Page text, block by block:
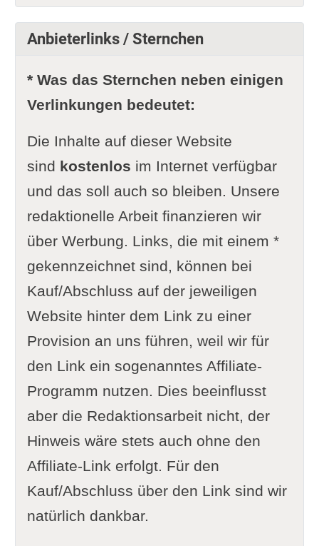
Anbieterlinks / Sternchen
* Was das Sternchen neben einigen
Verlinkungen bedeutet:
Die Inhalte auf dieser Website
sind kostenlos im Internet verfügbar
und das soll auch so bleiben. Unsere
redaktionelle Arbeit finanzieren wir
über Werbung. Links, die mit einem *
gekennzeichnet sind, können bei
Kauf/Abschluss auf der jeweiligen
Website hinter dem Link zu einer
Provision an uns führen, weil wir für
den Link ein sogenanntes Affiliate-
Programm nutzen. Dies beeinflusst
aber die Redaktionsarbeit nicht, der
Hinweis wäre stets auch ohne den
Affiliate-Link erfolgt. Für den
Kauf/Abschluss über den Link sind wir
natürlich dankbar.